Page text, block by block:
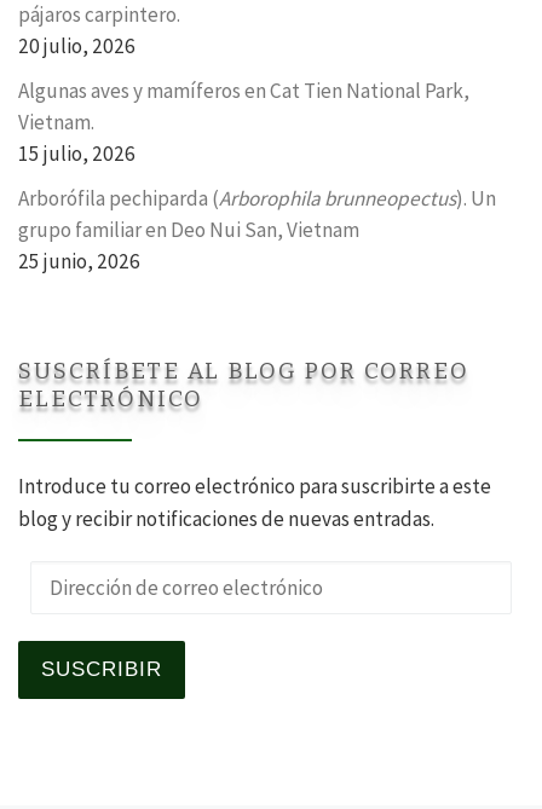
pájaros carpintero.
20 julio, 2026
Algunas aves y mamíferos en Cat Tien National Park,
Vietnam.
15 julio, 2026
Arborófila pechiparda (Arborophila brunneopectus). Un
grupo familiar en Deo Nui San, Vietnam
25 junio, 2026
SUSCRÍBETE AL BLOG POR CORREO
ELECTRÓNICO
Introduce tu correo electrónico para suscribirte a este
blog y recibir notificaciones de nuevas entradas.
Dirección de correo electrónico
SUSCRIBIR